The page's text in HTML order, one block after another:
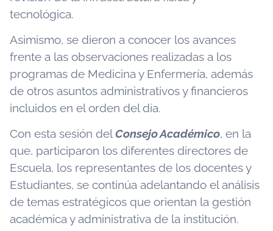
tecnológica.
Asimismo, se dieron a conocer los avances
frente a las observaciones realizadas a los
programas de Medicina y Enfermería, además
de otros asuntos administrativos y financieros
incluidos en el orden del día.
Con esta sesión delConsejo Académico, en la
que, participaron los diferentes directores de
Escuela, los representantes de los docentes y
Estudiantes, se continúa adelantando el análisis
de temas estratégicos que orientan la gestión
académica y administrativa de la institución.